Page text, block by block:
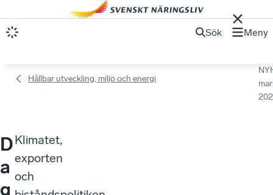
Sök Meny
Hållbar utveckling, miljö och energi
D
a
g
Klimatet,
exporten
och